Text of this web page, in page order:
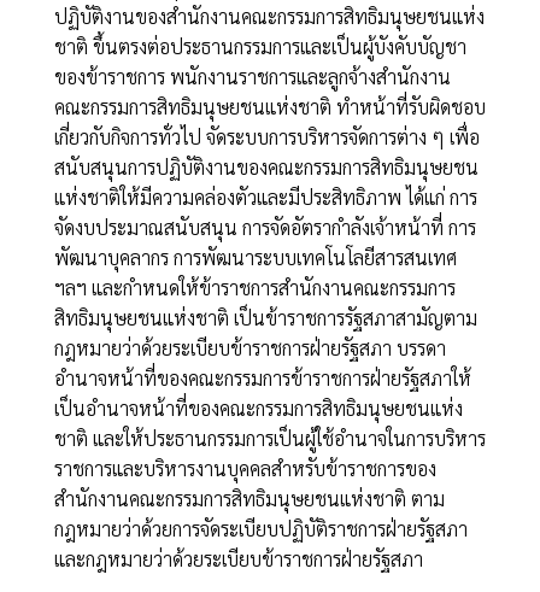
ปฏิบัติงานของสำนักงานคณะกรรมการสิทธิมนุษยชนแห่ง
ชาติ ขึ้นตรงต่อประธานกรรมการและเป็นผู้บังคับบัญชา
ของข้าราชการ พนักงานราชการและลูกจ้างสำนักงาน
คณะกรรมการสิทธิมนุษยชนแห่งชาติ ทำหน้าที่รับผิดชอบ
เกี่ยวกับกิจการทั่วไป จัดระบบการบริหารจัดการต่าง ๆ เพื่อ
สนับสนุนการปฏิบัติงานของคณะกรรมการสิทธิมนุษยชน
แห่งชาติให้มีความคล่องตัวและมีประสิทธิภาพ ได้แก่ การ
จัดงบประมาณสนับสนุน การจัดอัตรากำลังเจ้าหน้าที่ การ
พัฒนาบุคลากร การพัฒนาระบบเทคโนโลยีสารสนเทศ
ฯลฯ และกำหนดให้ข้าราชการสำนักงานคณะกรรมการ
สิทธิมนุษยชนแห่งชาติ เป็นข้าราชการรัฐสภาสามัญตาม
กฎหมายว่าด้วยระเบียบข้าราชการฝ่ายรัฐสภา บรรดา
อำนาจหน้าที่ของคณะกรรมการข้าราชการฝ่ายรัฐสภาให้
เป็นอำนาจหน้าที่ของคณะกรรมการสิทธิมนุษยชนแห่ง
ชาติ และให้ประธานกรรมการเป็นผู้ใช้อำนาจในการบริหาร
ราชการและบริหารงานบุคคลสำหรับข้าราชการของ
สำนักงานคณะกรรมการสิทธิมนุษยชนแห่งชาติ ตาม
กฎหมายว่าด้วยการจัดระเบียบปฏิบัติราชการฝ่ายรัฐสภา
และกฎหมายว่าด้วยระเบียบข้าราชการฝ่ายรัฐสภา